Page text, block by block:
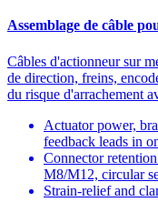
Assemblage de câble
Câbles d'actionneur sur
de direction, freins,
du risque d'arrachement
Actuator power,
feedback leads in
Connector
M8/M12, circular
Strain-relief and